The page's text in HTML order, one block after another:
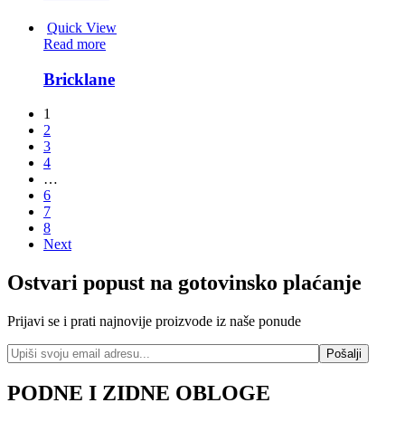
Quick View
Read more
Bricklane
1
2
3
4
…
6
7
8
Next
Ostvari popust na gotovinsko plaćanje
Prijavi se i prati najnovije proizvode iz naše ponude
PODNE I ZIDNE OBLOGE